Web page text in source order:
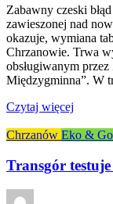
Zabawny czeski
zawieszonej nad
okazuje, wymiana
Chrzanowie. Trwa
obsługiwanym
Międzygminna”. W
Czytaj więcej
Chrzanów Eko &
Transgór